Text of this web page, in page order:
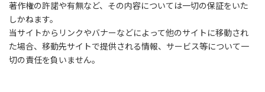
著作権の許諾や有無など、その内容については一切の保証をいた
しかねます。
当サイトからリンクやバナーなどによって他のサイトに移動され
た場合、移動先サイトで提供される情報、サービス等について一
切の責任を負いません。